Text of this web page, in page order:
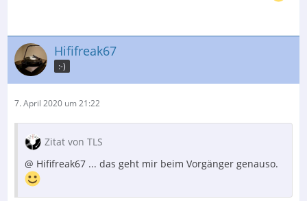
Hififreak67
:-)
7. April 2020 um 21:22
Zitat von TLS
@ Hififreak67 ... das geht mir beim Vorgänger genauso.